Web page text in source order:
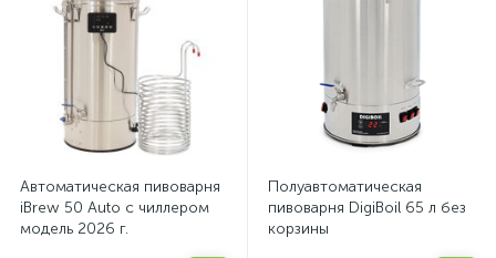
Автоматическая пивоварня
iBrew 50 Auto с чиллером
модель 2026 г.
Полуавтоматическая
пивоварня DigiBoil 65 л без
корзины